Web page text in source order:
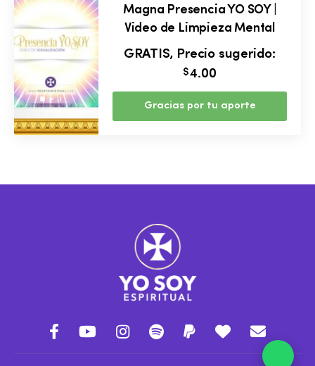
Valorado
con
5.00
de 5
Magna Presencia YO SOY |
Video de Limpieza Mental
GRATIS, Precio sugerido:
$4.00
Gracias por tu aporte